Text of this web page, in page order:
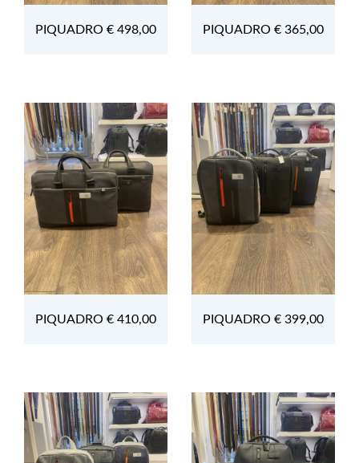
PIQUADRO € 498,00 PIQUADRO € 365,00
PIQUADRO € 410,00 PIQUADRO € 399,00